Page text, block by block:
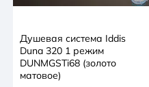
Душевая система Iddis
Duna 320 1 режим
DUNMGSTi68 (золото
матовое)